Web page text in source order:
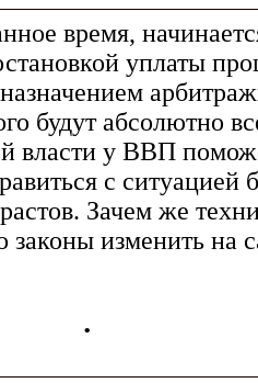
время,
уплаты
будут абсолютно
власти у ВВП
с ситуацией
Зачем же
законы изменить на
.